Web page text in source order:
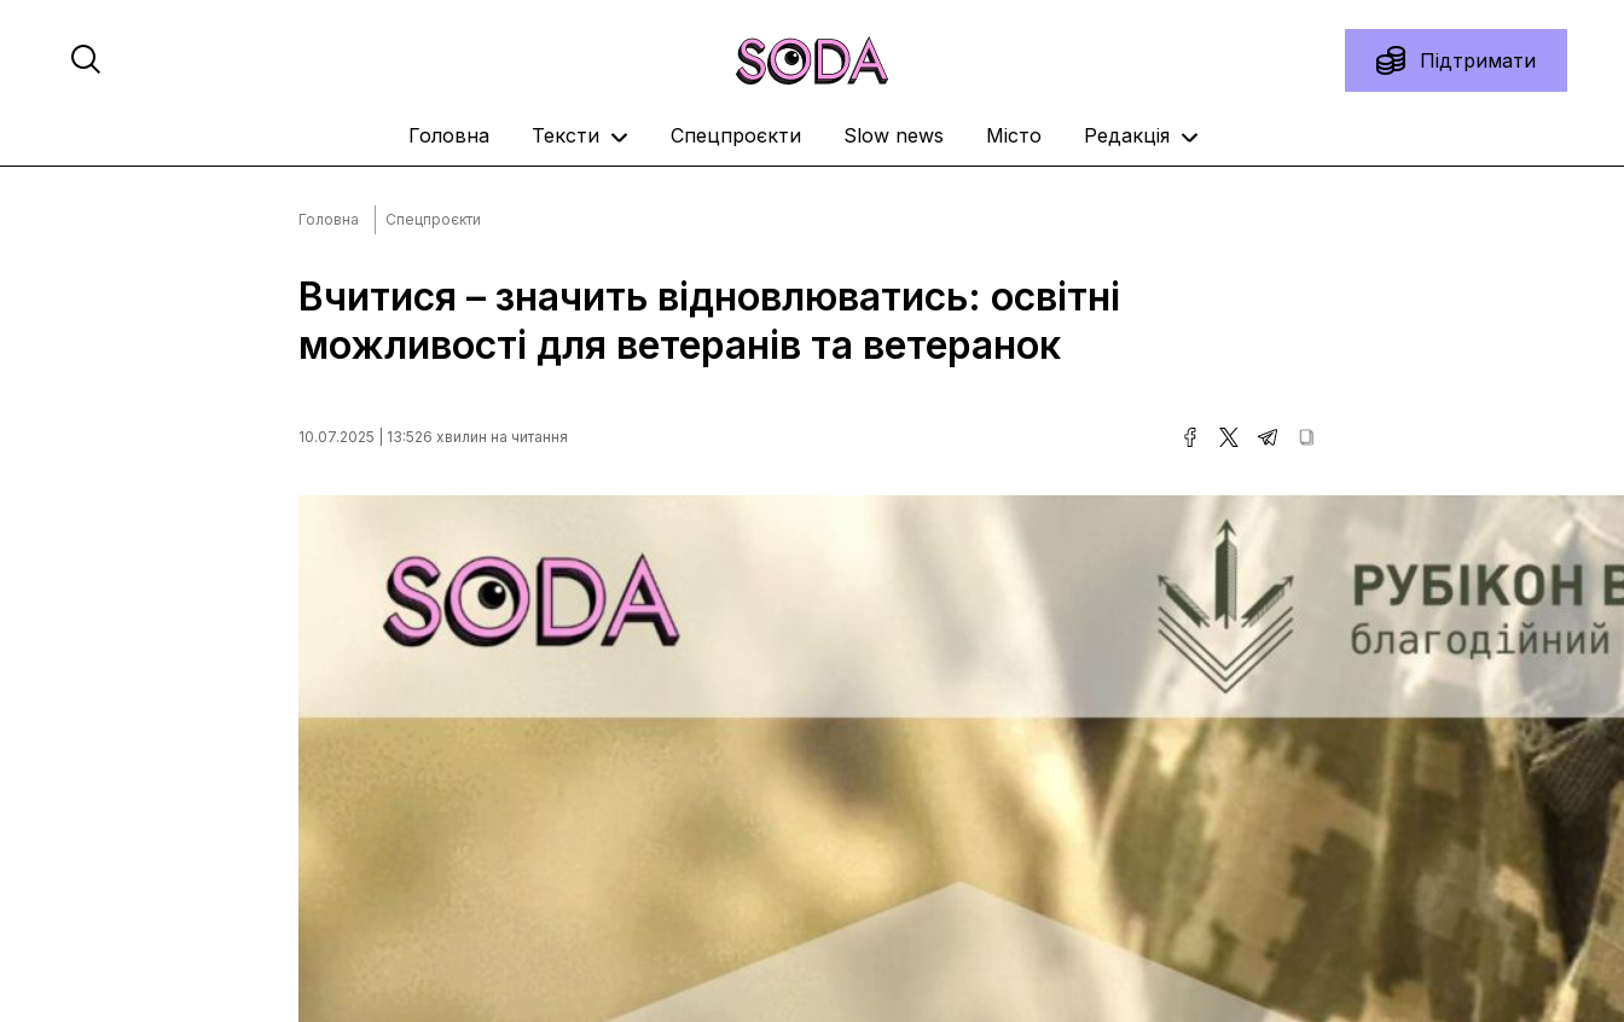
Підтримати
Головна Тексти Спецпроєкти Slow news Місто Редакція
Головна Спецпроєкти
Вчитися – значить відновлюватись: освітні
можливості для ветеранів та ветеранок
10.07.2025 | 13:526 хвилин на читання